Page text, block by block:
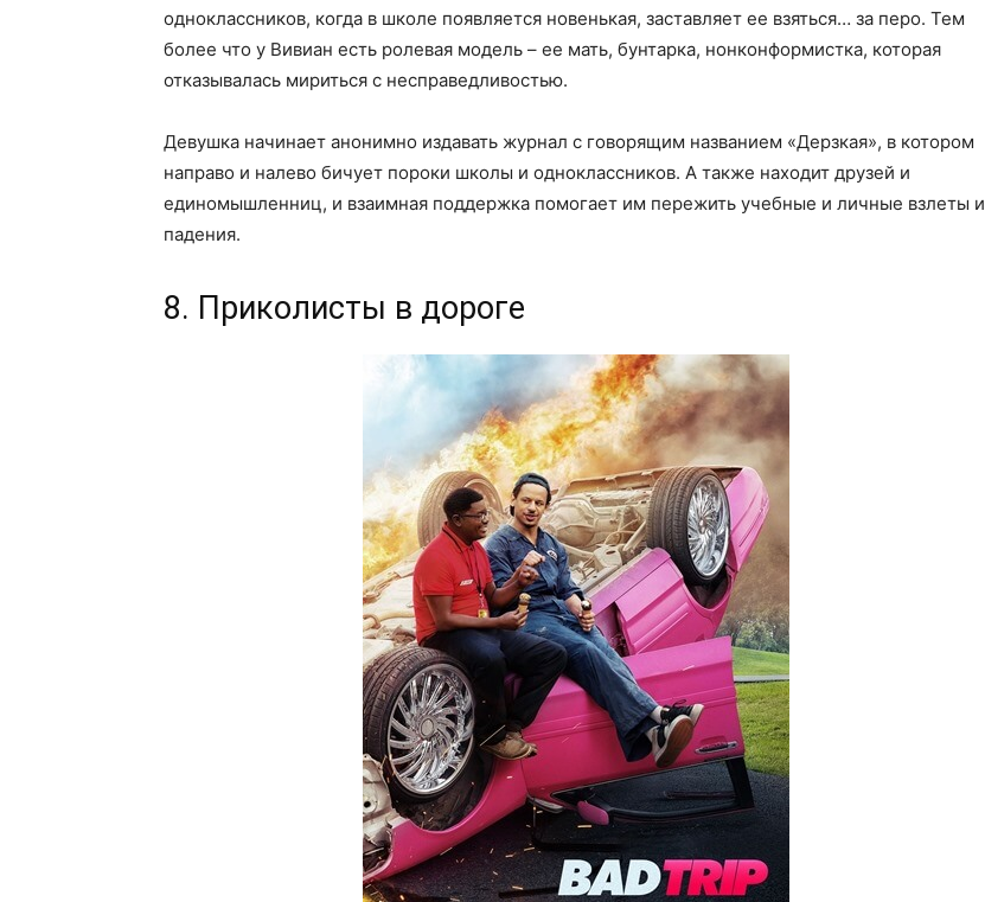
одноклассников, когда в школе появляется новенькая, заставляет ее взяться… за перо. Тем
более что у Вивиан есть ролевая модель – ее мать, бунтарка, нонконформистка, которая
отказывалась мириться с несправедливостью.
Девушка начинает анонимно издавать журнал с говорящим названием «Дерзкая», в котором
направо и налево бичует пороки школы и одноклассников. А также находит друзей и
единомышленниц, и взаимная поддержка помогает им пережить учебные и личные взлеты и
падения.
8. Приколисты в дороге